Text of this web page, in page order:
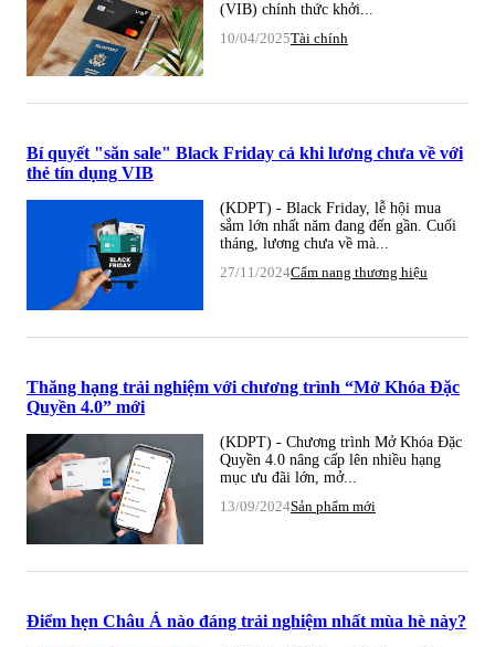
(VIB) chính thức khởi...
10/04/2025Tài chính
Bí quyết "săn sale" Black Friday cả khi lương chưa về với
thẻ tín dụng VIB
(KDPT) - Black Friday, lễ hội mua
sắm lớn nhất năm đang đến gần. Cuối
tháng, lương chưa về mà...
27/11/2024Cẩm nang thương hiệu
Thăng hạng trải nghiệm với chương trình “Mở Khóa Đặc
Quyền 4.0” mới
(KDPT) - Chương trình Mở Khóa Đặc
Quyền 4.0 nâng cấp lên nhiều hạng
mục ưu đãi lớn, mở...
13/09/2024Sản phẩm mới
Điểm hẹn Châu Á nào đáng trải nghiệm nhất mùa hè này?